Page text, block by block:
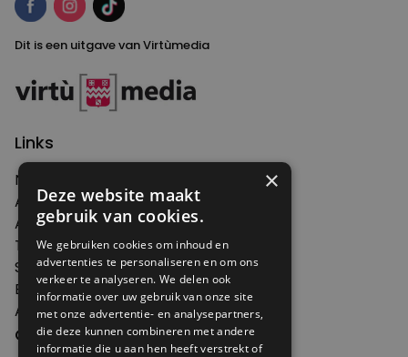
Dit is een uitgave van Virtùmedia
Links
Nieuws
Artikelen
Agenda
Thema's
Shop
Edities
Abonneren
Over Genoeg
×
Deze website maakt
gebruik van cookies.
We gebruiken cookies om inhoud en
advertenties te personaliseren en om ons
verkeer te analyseren. We delen ook
informatie over uw gebruik van onze site
met onze advertentie- en analysepartners,
die deze kunnen combineren met andere
informatie die u aan hen heeft verstrekt of